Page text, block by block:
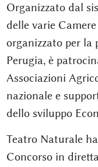
Organizzato dal
delle varie
organizzato per
Perugia, è
Associazioni
nazionale e
dello sviluppo
Teatro Naturale
Concorso in